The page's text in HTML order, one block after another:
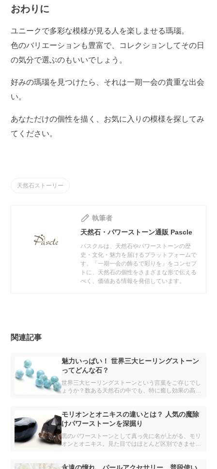
おわりに
ユニークで多彩な模様が見る人を楽しませる瑪瑙。
色のバリエーションも豊富で、コレクションしてその日
の気分で選ぶのもいいでしょう。
好みの瑪瑙を見つけたら、それは一期一会の貴重な出会
い。
あなただけの個性を描く、お気に入りの模様を探してみ
てください。
天然石ストーリー
執筆者
天然石・パワーストーン通販 Pascle
パスクルは、天然石やパワーストーンの歴
史・文化・魅力を届けるプラットフォームで
す。「一期一会の飾るで彩りを」をコンセプ
トに、天然石の個性をさまざまな形で伝える
べく、価値ある情報を発信しています。
関連記事
魅力いっぱい！ 世界三大ヒーリングストーン
ってどんな石？
世界三大ヒーリングストーンという言葉をご存じでし
ょうか？数ある天然石の中でも、特に癒し効果の高い
モリオンとオニキスの違いとは？ 人気の魔除
けパワーストーンを深掘り
黒のパワーストーンとして真っ先に名が上がる、モリ
オンとオニキス。見た目ではほとんど区別できません
レットには欠かせない存在です。
永遠の憧れ、パールアクセサリー。普段使い